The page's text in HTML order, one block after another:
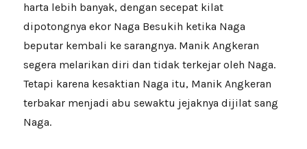
harta lebih banyak, dengan secepat kilat
dipotongnya ekor Naga Besukih ketika Naga
beputar kembali ke sarangnya. Manik Angkeran
segera melarikan diri dan tidak terkejar oleh Naga.
Tetapi karena kesaktian Naga itu, Manik Angkeran
terbakar menjadi abu sewaktu jejaknya dijilat sang
Naga.